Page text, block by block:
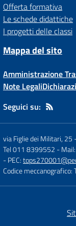
Offerta formativa
Le schede didattiche
I progetti delle classi
Mappa del sito
Amministrazione
Note Legali
Seguici su:
via Figlie dei Militari, 25
Tel 011 8399552 - Mail:
- PEC:
Codice meccanografico: